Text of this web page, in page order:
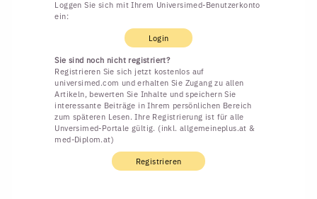
Loggen Sie sich mit Ihrem Universimed-Benutzerkonto
ein:
Login
Sie sind noch nicht registriert?
Registrieren Sie sich jetzt kostenlos auf
universimed.com und erhalten Sie Zugang zu allen
Artikeln, bewerten Sie Inhalte und speichern Sie
interessante Beiträge in Ihrem persönlichen Bereich
zum späteren Lesen. Ihre Registrierung ist für alle
Unversimed-Portale gültig. (inkl. allgemeineplus.at &
med-Diplom.at)
Registrieren